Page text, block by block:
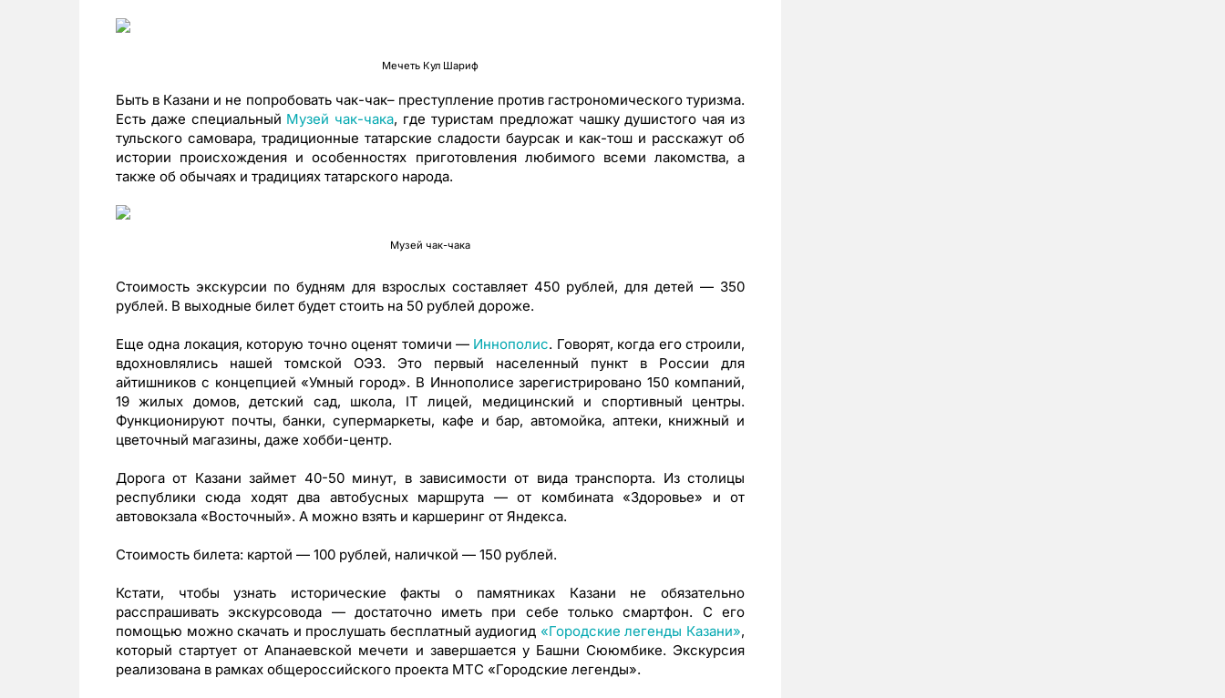
Мечеть Кул Шариф
Быть в Казани и не попробовать чак-чак– преступление против гастрономического туризма.
Есть даже специальный Музей чак-чака, где туристам предложат чашку душистого чая из
тульского самовара, традиционные татарские сладости баурсак и как-тош и расскажут об
истории происхождения и особенностях приготовления любимого всеми лакомства, а
также об обычаях и традициях татарского народа.
Музей чак-чака
Стоимость экскурсии по будням для взрослых составляет 450 рублей, для детей — 350
рублей. В выходные билет будет стоить на 50 рублей дороже.
Еще одна локация, которую точно оценят томичи — Иннополис. Говорят, когда его строили,
вдохновлялись нашей томской ОЭЗ. Это первый населенный пункт в России для
айтишников с концепцией «Умный город». В Иннополисе зарегистрировано 150 компаний,
19 жилых домов, детский сад, школа, IT лицей, медицинский и спортивный центры.
Функционируют почты, банки, супермаркеты, кафе и бар, автомойка, аптеки, книжный и
цветочный магазины, даже хобби-центр.
Дорога от Казани займет 40-50 минут, в зависимости от вида транспорта. Из столицы
республики сюда ходят два автобусных маршрута — от комбината «Здоровье» и от
автовокзала «Восточный». А можно взять и каршеринг от Яндекса.
Стоимость билета: картой — 100 рублей, наличкой — 150 рублей.
Кстати, чтобы узнать исторические факты о памятниках Казани не обязательно
расспрашивать экскурсовода — достаточно иметь при себе только смартфон. С его
помощью можно скачать и прослушать бесплатный аудиогид «Городские легенды Казани»,
который стартует от Апанаевской мечети и завершается у Башни Сююмбике. Экскурсия
реализована в рамках общероссийского проекта МТС «Городские легенды».